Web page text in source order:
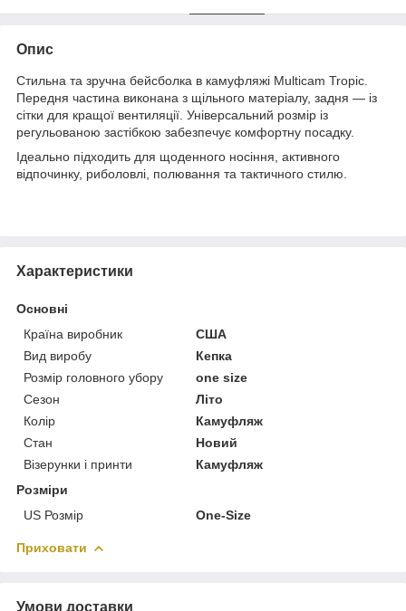
Опис
Стильна та зручна бейсболка в камуфляжі Multicam Tropic.
Передня частина виконана з щільного матеріалу, задня — із
сітки для кращої вентиляції. Універсальний розмір із
регульованою застібкою забезпечує комфортну посадку.
Ідеально підходить для щоденного носіння, активного
відпочинку, риболовлі, полювання та тактичного стилю.
Характеристики
Основні
Країна виробник
США
Вид виробу
Кепка
Розмір головного убору
one size
Сезон
Літо
Колір
Камуфляж
Стан
Новий
Візерунки і принти
Камуфляж
Розміри
US Розмір
One-Size
Приховати
Умови доставки